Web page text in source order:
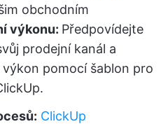
obchodním
výkonu: Předpovídejte
prodejní kanál a
pomocí šablon pro
ClickUp